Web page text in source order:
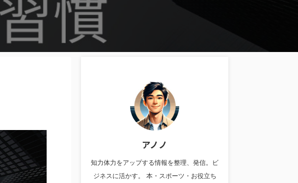
アノノ
知力体力をアップする情報を整理、発信。ビ
ジネスに活かす。 本・スポーツ・お役立ち